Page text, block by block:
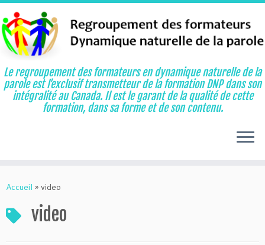
au
Le regroupement des formateurs en dynamique naturelle de la
parole est l’exclusif transmetteur de la formation DNP dans son
intégralité au Canada. Il est le garant de la qualité de cette
formation, dans sa forme et de son contenu.
Accueil » video
video